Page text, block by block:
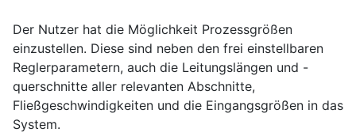
Der Nutzer hat die Möglichkeit Prozessgrößen
einzustellen. Diese sind neben den frei einstellbaren
Reglerparametern, auch die Leitungslängen und -
querschnitte aller relevanten Abschnitte,
Fließgeschwindigkeiten und die Eingangsgrößen in das
System.